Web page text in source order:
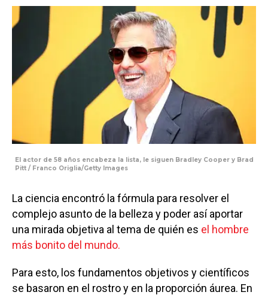
El actor de 58 años encabeza la lista, le siguen Bradley Cooper y Brad
Pitt / Franco Origlia/Getty Images
La ciencia encontró la fórmula para resolver el
complejo asunto de la belleza y poder así aportar
una mirada objetiva al tema de quién es el hombre
más bonito del mundo.
Para esto, los fundamentos objetivos y científicos
se basaron en el rostro y en la proporción áurea. En